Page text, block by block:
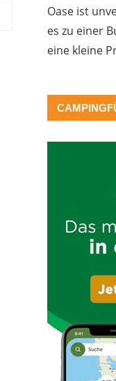
Oase ist
es zu einer
eine kleine